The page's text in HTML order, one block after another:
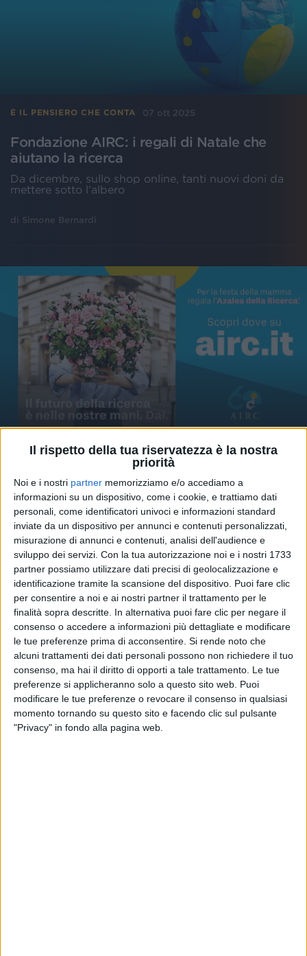
Il rispetto della tua riservatezza è la nostra
priorità
Noi e i nostri partner memorizziamo e/o accediamo a
informazioni su un dispositivo, come i cookie, e trattiamo dati
personali, come identificatori univoci e informazioni standard
inviate da un dispositivo per annunci e contenuti personalizzati,
misurazione di annunci e contenuti, analisi dell'audience e
sviluppo dei servizi. Con la tua autorizzazione noi e i nostri 1733
partner possiamo utilizzare dati precisi di geolocalizzazione e
identificazione tramite la scansione del dispositivo. Puoi fare clic
per consentire a noi e ai nostri partner il trattamento per le
finalità sopra descritte. In alternativa puoi fare clic per negare il
consenso o accedere a informazioni più dettagliate e modificare
le tue preferenze prima di acconsentire. Si rende noto che
alcuni trattamenti dei dati personali possono non richiedere il tuo
consenso, ma hai il diritto di opporti a tale trattamento. Le tue
preferenze si applicheranno solo a questo sito web. Puoi
modificare le tue preferenze o revocare il consenso in qualsiasi
momento tornando su questo sito e facendo clic sul pulsante
"Privacy" in fondo alla pagina web.
È IL PENSIERO CHE CONTA 07 ott 2025
Fondazione AIRC: i regali di Natale che
aiutano la ricerca
Da dicembre, sullo shop online, tanti nuovi doni da
mettere sotto l’albero
di Simone Bernardi
11 MAGGIO 06 mag 2025
Per la Festa della Mamma, si può aiutare la
ricerca con l’Azalea di AIRC
I volontari saranno in 3900 piazze italiane per
distribuire più di 600mila piantine
Simone Bernardi